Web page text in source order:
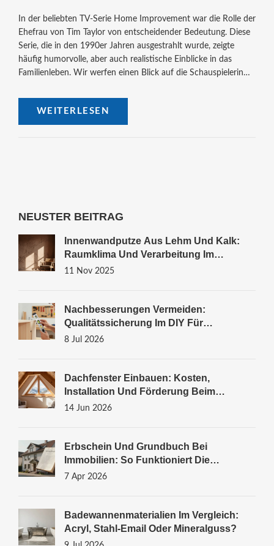
In der beliebten TV-Serie Home Improvement war die Rolle der
Ehefrau von Tim Taylor von entscheidender Bedeutung. Diese
Serie, die in den 1990er Jahren ausgestrahlt wurde, zeigte
häufig humorvolle, aber auch realistische Einblicke in das
Familienleben. Wir werfen einen Blick auf die Schauspielerin
die Serie und erfahren, wie der Zuschauer von diesen
Einsichten in sein eigenes Leben lernen kann.
WEITERLESEN
NEUSTER BEITRAG
Innenwandputze Aus Lehm Und Kalk:
Raumklima Und Verarbeitung Im
Vergleich
11 Nov 2025
Nachbesserungen Vermeiden:
Qualitätssicherung Im DIY Für
Eigenleistung
8 Jul 2026
Dachfenster Einbauen: Kosten,
Installation Und Förderung Beim
Steildach
14 Jun 2026
Erbschein Und Grundbuch Bei
Immobilien: So Funktioniert Die
Umschreibung
7 Apr 2026
Badewannenmaterialien Im Vergleich:
Acryl, Stahl-Email Oder Mineralguss?